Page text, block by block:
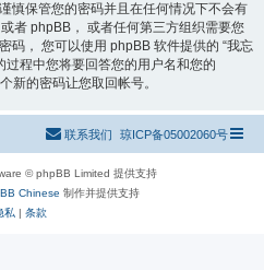
慎保管您的密码并且在任何情况下不会有
者 phpBB， 或者任何第三方组织需要您
码， 您可以使用 phpBB 软件提供的 “我忘
过程中您将要回答您的用户名和您的
新的密码让您取回帐号。
琼ICP备05002060号
联系我们
© phpBB Limited 提供支持
Chinese 制作并提供支持
私 | 条款